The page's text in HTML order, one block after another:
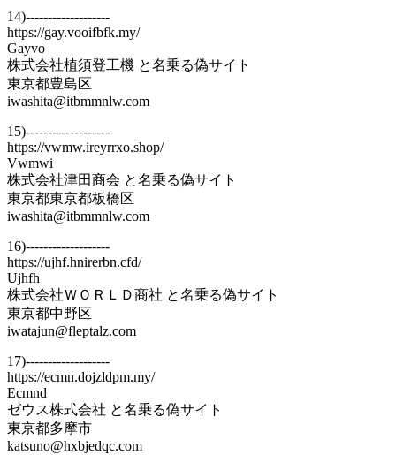
14)-------------------
https://gay.vooifbfk.my/
Gayvo
株式会社植須登工機 と名乗る偽サイト
東京都豊島区
iwashita@itbmmnlw.com
15)-------------------
https://vwmw.ireyrrxo.shop/
Vwmwi
株式会社津田商会 と名乗る偽サイト
東京都東京都板橋区
iwashita@itbmmnlw.com
16)-------------------
https://ujhf.hnirerbn.cfd/
Ujhfh
株式会社ＷＯＲＬＤ商社 と名乗る偽サイト
東京都中野区
iwatajun@fleptalz.com
17)-------------------
https://ecmn.dojzldpm.my/
Ecmnd
ゼウス株式会社 と名乗る偽サイト
東京都多摩市
katsuno@hxbjedqc.com